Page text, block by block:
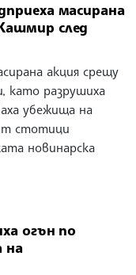
масирана
след
акция срещу
като разрушиха
убежища на
стотици
новинарска
огън по
на